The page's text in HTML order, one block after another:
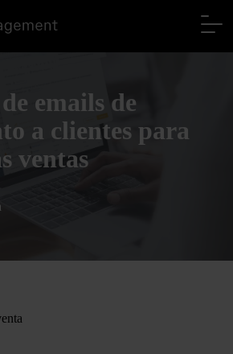
emails de
a clientes para
ventas